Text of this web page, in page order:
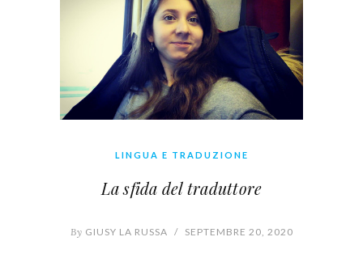
LINGUA E TRADUZIONE
La sfida del traduttore
By GIUSY LA RUSSA / SEPTEMBRE 20, 2020